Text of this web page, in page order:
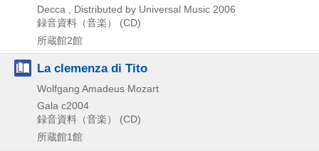
Decca , Distributed by Universal Music 2006
録音資料（音楽） (CD)
所蔵館2館
La clemenza di Tito
Wolfgang Amadeus Mozart
Gala c2004
録音資料（音楽） (CD)
所蔵館1館